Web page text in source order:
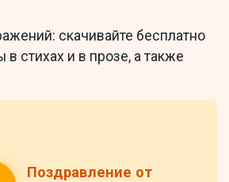
скачивайте бесплатно
стихах и в прозе, а также
Поздравление от